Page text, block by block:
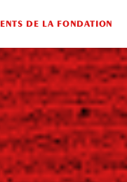
DE LA FONDATION